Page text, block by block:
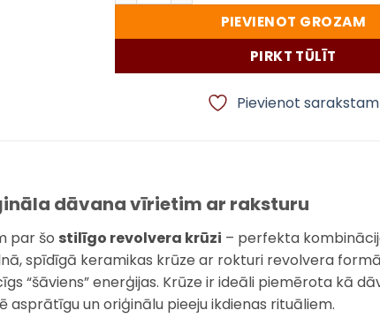
PIEVIENOT GROZAM
PIRKT TŪLĪT
Pievienot sarakstam
dāvana vīrietim ar raksturu
par šo stilīgo revolvera krūzi – perfekta
spīdīgā keramikas krūze ar rokturi revolvera
“šāviens” enerģijas. Krūze ir ideāli piemērota kā
un oriģinālu pieeju ikdienas rituāliem.